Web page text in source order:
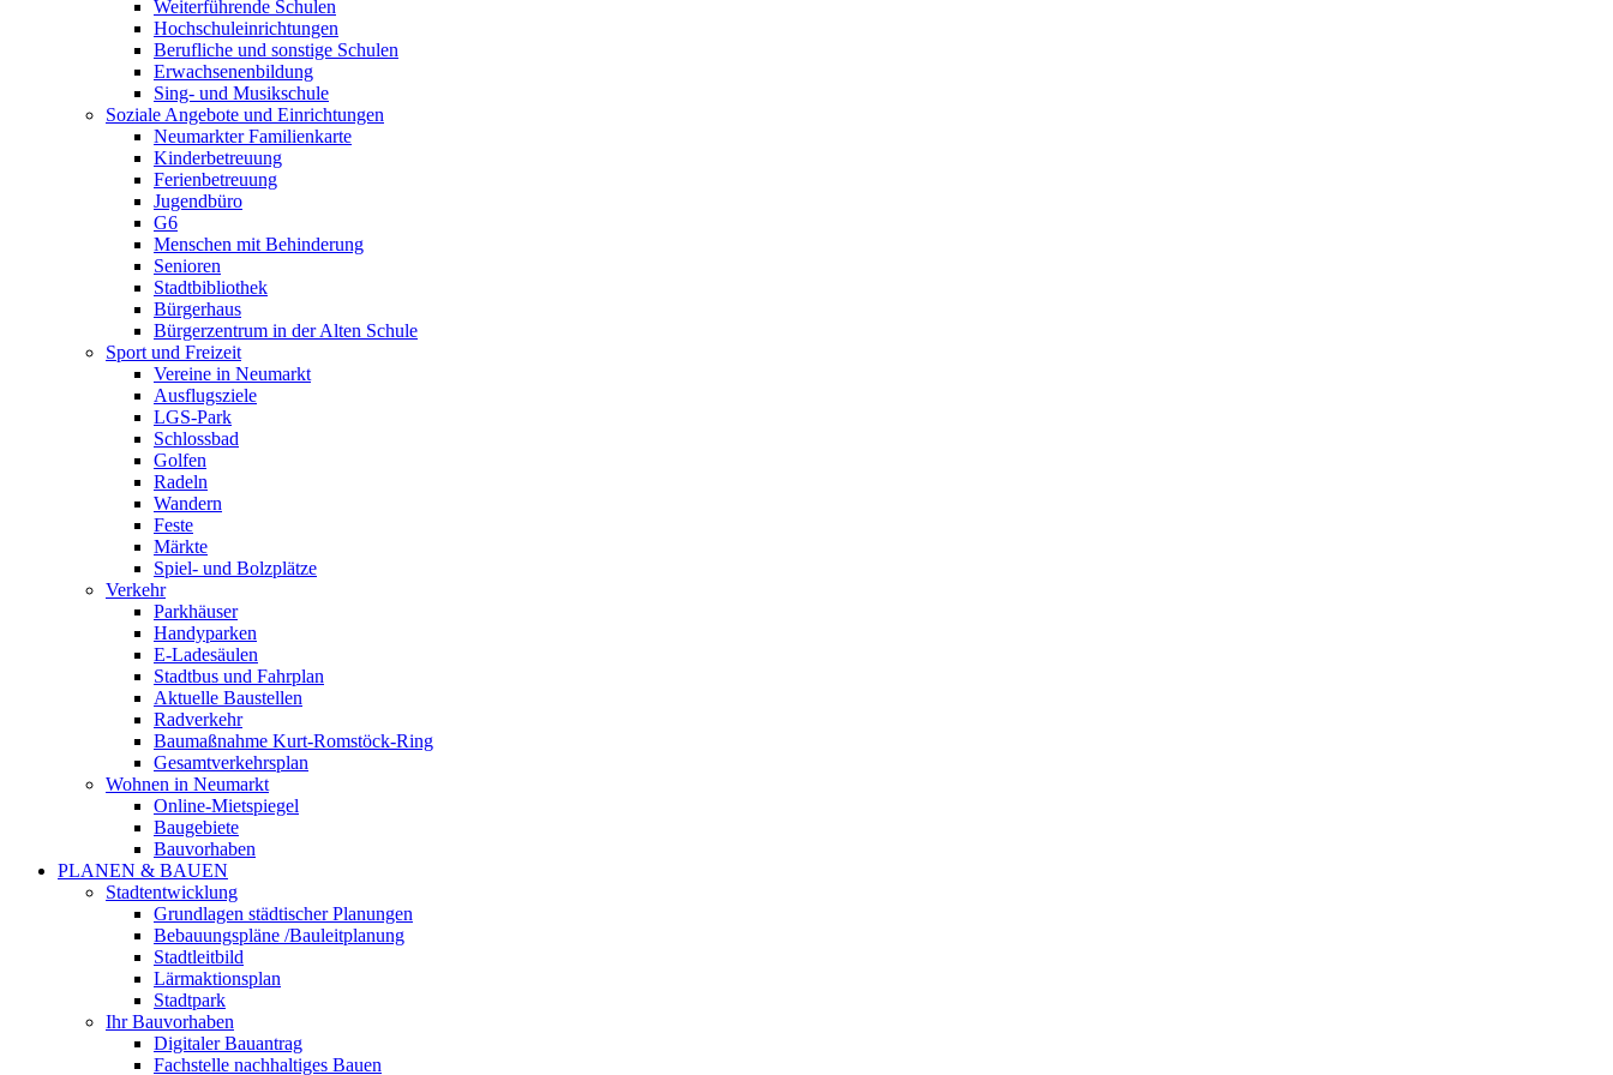
Weiterführende Schulen
Hochschuleinrichtungen
Berufliche und sonstige Schulen
Erwachsenenbildung
Sing- und Musikschule
Soziale Angebote und Einrichtungen
Neumarkter Familienkarte
Kinderbetreuung
Ferienbetreuung
Jugendbüro
G6
Menschen mit Behinderung
Senioren
Stadtbibliothek
Bürgerhaus
Bürgerzentrum in der Alten Schule
Sport und Freizeit
Vereine in Neumarkt
Ausflugsziele
LGS-Park
Schlossbad
Golfen
Radeln
Wandern
Feste
Märkte
Spiel- und Bolzplätze
Verkehr
Parkhäuser
Handyparken
E-Ladesäulen
Stadtbus und Fahrplan
Aktuelle Baustellen
Radverkehr
Baumaßnahme Kurt-Romstöck-Ring
Gesamtverkehrsplan
Wohnen in Neumarkt
Online-Mietspiegel
Baugebiete
Bauvorhaben
PLANEN & BAUEN
Stadtentwicklung
Grundlagen städtischer Planungen
Bebauungspläne /Bauleitplanung
Stadtleitbild
Lärmaktionsplan
Stadtpark
Ihr Bauvorhaben
Digitaler Bauantrag
Fachstelle nachhaltiges Bauen